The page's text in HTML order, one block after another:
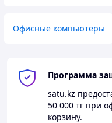
Офисные компьютеры
Программа
satu.kz
50 000 тг при
корзину.